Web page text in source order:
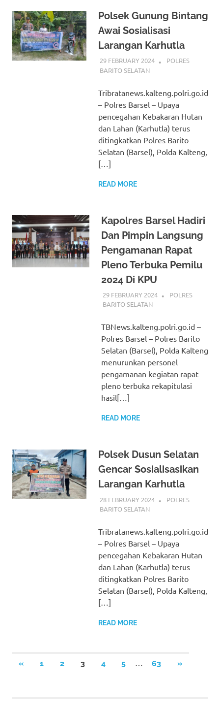
Polsek Gunung Bintang
Awai Sosialisasi
Larangan Karhutla
29 FEBRUARY 2024
POLRES
BARITO SELATAN
Tribratanews.kalteng.polri.go.id
– Polres Barsel – Upaya
pencegahan Kebakaran Hutan
dan Lahan (Karhutla) terus
ditingkatkan Polres Barito
Selatan (Barsel), Polda Kalteng,
[…]
READ MORE
Kapolres Barsel Hadiri
Dan Pimpin Langsung
Pengamanan Rapat
Pleno Terbuka Pemilu
2024 Di KPU
29 FEBRUARY 2024
POLRES
BARITO SELATAN
TBNews.kalteng.polri.go.id –
Polres Barsel – Polres Barito
Selatan (Barsel), Polda Kalteng
menurunkan personel
pengamanan kegiatan rapat
pleno terbuka rekapitulasi
hasil[…]
READ MORE
Polsek Dusun Selatan
Gencar Sosialisasikan
Larangan Karhutla
28 FEBRUARY 2024
POLRES
BARITO SELATAN
Tribratanews.kalteng.polri.go.id
– Polres Barsel – Upaya
pencegahan Kebakaran Hutan
dan Lahan (Karhutla) terus
ditingkatkan Polres Barito
Selatan (Barsel), Polda Kalteng,
[…]
READ MORE
Posts
«PREVIOUS
1 2 3 4 5 63
NEXT
»